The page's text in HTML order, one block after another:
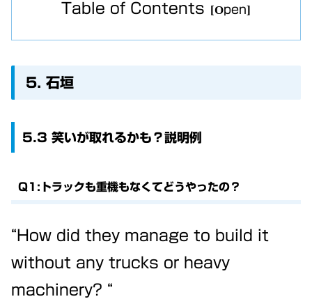
Table of Contents
5. 石垣
5.3 笑いが取れるかも？説明例
Q1:トラックも重機もなくてどうやったの？
“How did they manage to build it
without any trucks or heavy
machinery? “